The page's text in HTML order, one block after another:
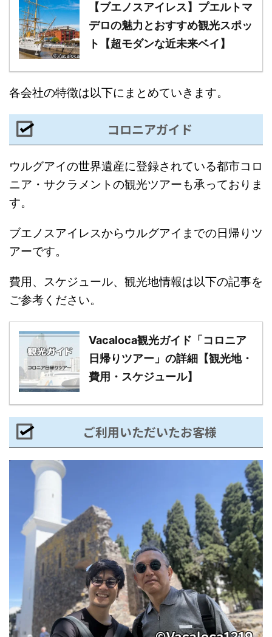
【ブエノスアイレス】プエルトマ
デロの魅力とおすすめ観光スポッ
ト【超モダンな近未来ベイ】
各会社の特徴は以下にまとめていきます。
コロニアガイド
ウルグアイの世界遺産に登録されている都市コロ
ニア・サクラメントの観光ツアーも承っておりま
す。
ブエノスアイレスからウルグアイまでの日帰りツ
アーです。
費用、スケジュール、観光地情報は以下の記事を
ご参考ください。
Vacaloca観光ガイド「コロニア
日帰りツアー」の詳細【観光地・
費用・スケジュール】
ご利用いただいたお客様